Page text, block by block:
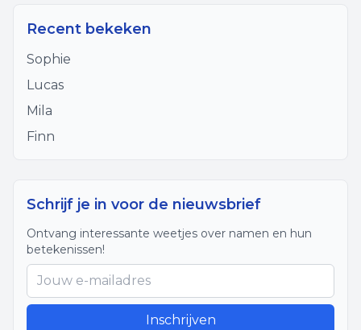
Recent bekeken
Sophie
Lucas
Mila
Finn
Schrijf je in voor de nieuwsbrief
Ontvang interessante weetjes over namen en hun
betekenissen!
Inschrijven